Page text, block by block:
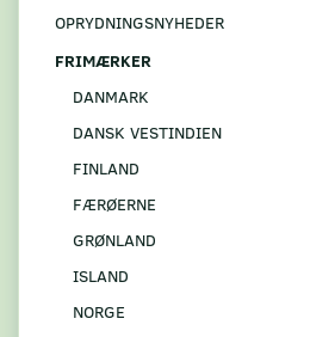
OPRYDNINGSNYHEDER
FRIMÆRKER
DANMARK
DANSK VESTINDIEN
FINLAND
FÆRØERNE
GRØNLAND
ISLAND
NORGE